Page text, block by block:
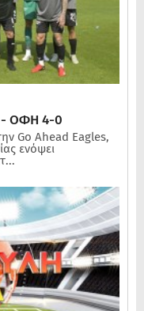
- ΟΦΗ 4-0
Go Ahead Eagles,
ενόψει